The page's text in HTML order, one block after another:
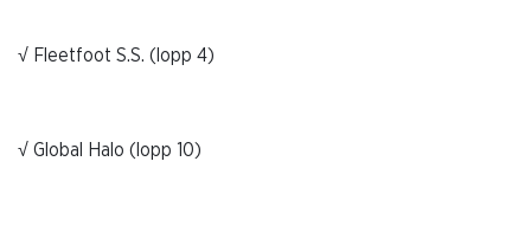
√ Fleetfoot S.S. (lopp 4)
√ Global Halo (lopp 10)